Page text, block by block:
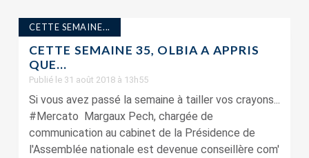
CETTE SEMAINE...
CETTE SEMAINE 35, OLBIA A APPRIS
QUE…
Publié le 31 août 2018 à 13h55
Si vous avez passé la semaine à tailler vos crayons...
#Mercato Margaux Pech, chargée de
communication au cabinet de la Présidence de
l'Assemblée nationale est devenue conseillère com'